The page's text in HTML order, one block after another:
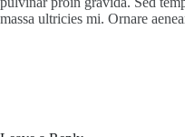
massa ultricies mi. Ornare